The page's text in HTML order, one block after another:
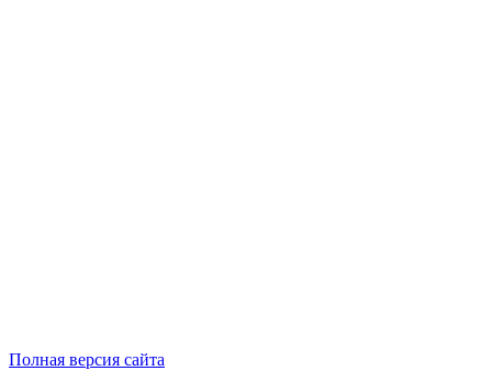
Полная версия сайта